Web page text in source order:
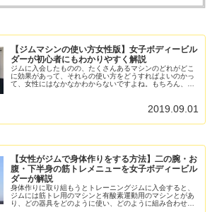
【ジムマシンの使い方女性版】女子ボディービル
ダーが初心者にもわかりやすく解説
ジムに入会したものの、たくさんあるマシンのどれがどこ
に効果があって、それらの使い方をどうすればよいのかっ
て、女性にはなかなかわからないですよね。もちろん、ト
2019.09.01
【女性がジムで身体作りをする方法】二の腕・お
腹・下半身の筋トレメニューを女子ボディービル
ダーが解説
身体作りに取り組もうとトレーニングジムに入会すると、
ジムには筋トレ用のマシンと有酸素運動用のマシンとがあ
り、どの器具をどのように使い、どのように組み合わせて